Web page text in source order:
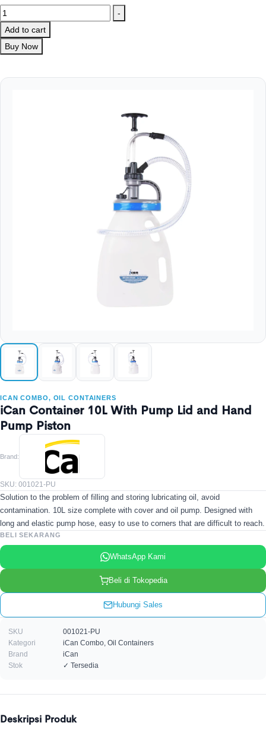
-
Add to cart
Buy Now
ICAN COMBO, OIL CONTAINERS
iCan Container 10L With Pump Lid and Hand
Pump Piston
Brand:
SKU: 001021-PU
Solution to the problem of filling and storing lubricating oil, avoid
contamination. 10L size complete with cover and oil pump. Designed with
long and elastic pump hose, easy to use to corners that are difficult to reach.
BELI SEKARANG
WhatsApp Kami
Beli di Tokopedia
Hubungi Sales
SKU
001021-PU
Kategori
iCan Combo, Oil Containers
Brand
iCan
Stok
✓ Tersedia
Deskripsi Produk